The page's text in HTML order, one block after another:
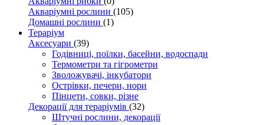
Акваріумні рослини (105)
Домашні рослини (1)
Тераріум
Аксесуари (39)
Годівниці, поїлки, басейни, водоспади
Термометри та гігрометри
Зволожувачі, інкубатори
Острівки, печери, нори
Пінцети, совки, різне
Декорації для тераріумів (32)
Штучні рослини, декорації